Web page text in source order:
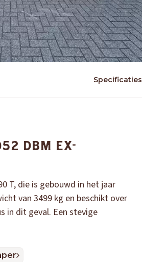
Specificaties
DBM EX-
T, die is gebouwd in het jaar
van 3499 kg en beschikt over
in dit geval. Een stevige